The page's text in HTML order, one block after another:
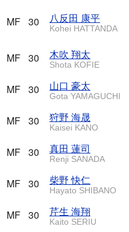
MF 30 八反田 康平
Kohei HATTANDA
MF 30 木吹 翔太
Shota KOFIE
MF 30 山口 豪太
Gota YAMAGUCHI
MF 30 狩野 海晟
Kaisei KANO
MF 30 真田 蓮司
Renji SANADA
MF 30 柴野 快仁
Hayato SHIBANO
MF 30 芹生 海翔
Kaito SERIU